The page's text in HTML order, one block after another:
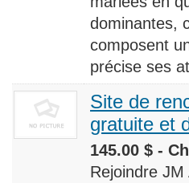
dominantes,
composent
précise ses
Site de
gratuite et
145.00 $ -
Rejoindre